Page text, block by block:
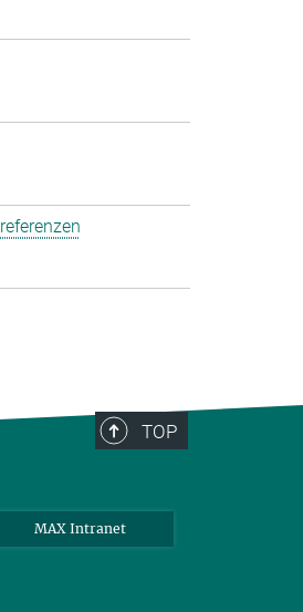
TOP
MAX Intranet